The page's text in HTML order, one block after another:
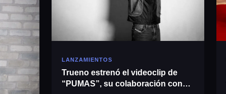
LANZAMIENTOS
Trueno estrenó el videoclip de
“PUMAS”, su colaboración con